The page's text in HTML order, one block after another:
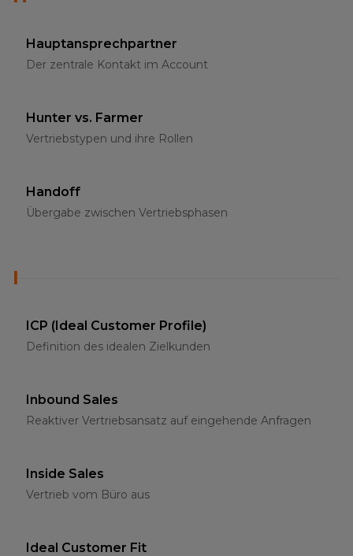
Hauptansprechpartner
Der zentrale Kontakt im Account
Hunter vs. Farmer
Vertriebstypen und ihre Rollen
Handoff
Übergabe zwischen Vertriebsphasen
I
ICP (Ideal Customer Profile)
Definition des idealen Zielkunden
Inbound Sales
Reaktiver Vertriebsansatz auf eingehende Anfragen
Inside Sales
Vertrieb vom Büro aus
Ideal Customer Fit